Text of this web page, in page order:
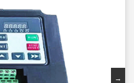
→